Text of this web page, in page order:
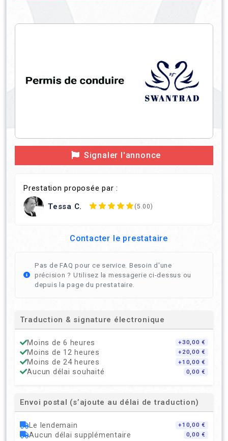
Signaler l'annonce
Prestation proposée par :
Tessa C.
(5.00)
Contacter le prestataire
Pas de FAQ pour ce service. Besoin d'une
précision ? Utilisez la messagerie ci-dessus ou
depuis la page du prestataire.
Traduction & signature électronique
Moins de 6 heures +30,00 €
Moins de 12 heures +20,00 €
Moins de 24 heures +10,00 €
Aucun délai souhaité 0,00 €
Envoi postal (s’ajoute au délai de traduction)
Le lendemain +10,00 €
Aucun délai supplémentaire 0,00 €